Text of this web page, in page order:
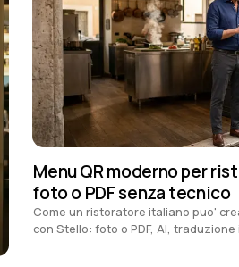
Menu QR moderno per
foto o PDF senza tecnico
Come un ristoratore italiano puo'
con Stello: foto o PDF, AI, traduzione